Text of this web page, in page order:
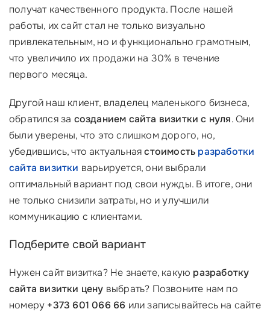
получат качественного продукта. После нашей
работы, их сайт стал не только визуально
привлекательным, но и функционально грамотным,
что увеличило их продажи на 30% в течение
первого месяца.
Другой наш клиент, владелец маленького бизнеса,
обратился за созданием сайта визитки с нуля. Они
были уверены, что это слишком дорого, но,
убедившись, что актуальнаястоимость разработки
сайта визитки варьируется, они выбрали
оптимальный вариант под свои нужды. В итоге, они
не только снизили затраты, но и улучшили
коммуникацию с клиентами.
Подберите свой вариант
Нужен сайт визитка? Не знаете, какую разработку
сайта визитки цену выбрать? Позвоните нам по
номеру +373 601 066 66 или записывайтесь на сайте